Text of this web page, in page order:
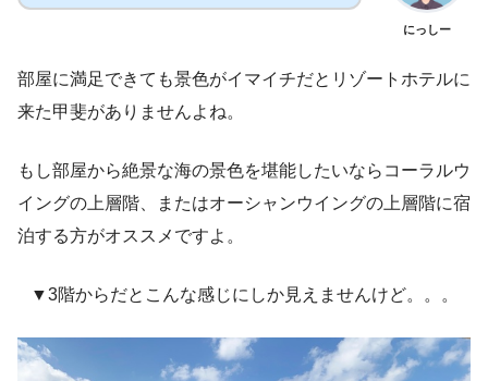
にっしー
部屋に満足できても景色がイマイチだとリゾートホテルに
来た甲斐がありませんよね。
もし部屋から絶景な海の景色を堪能したいならコーラルウ
イングの上層階、またはオーシャンウイングの上層階に宿
泊する方がオススメですよ。
▼3階からだとこんな感じにしか見えませんけど。。。